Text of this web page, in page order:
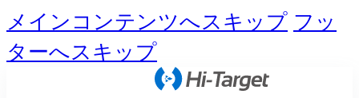
メインコンテンツへスキップ フッ
ターへスキップ